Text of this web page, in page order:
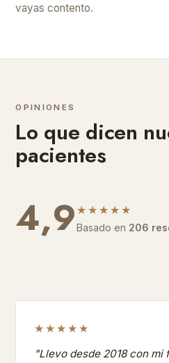
vayas contento.
OPINIONES
Lo que dicen
pacientes
4,9★★★★★
Basado en 206
★★★★★
"Llevo desde 2018 con mi